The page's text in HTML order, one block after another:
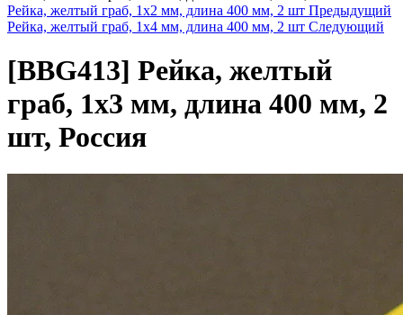
Рейка, желтый граб, 1х2 мм, длина 400 мм, 2 шт Предыдущий
Рейка, желтый граб, 1х4 мм, длина 400 мм, 2 шт Следующий
[BBG413] Рейка, желтый
граб, 1х3 мм, длина 400 мм, 2
шт, Россия